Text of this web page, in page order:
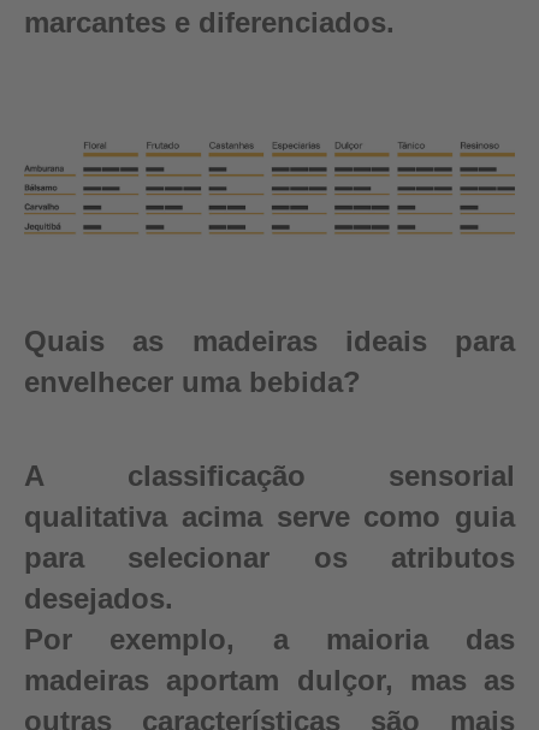
marcantes e diferenciados.
Quais as madeiras ideais para
envelhecer uma bebida?
A classificação sensorial
qualitativa acima serve como guia
para selecionar os atributos
desejados.
Por exemplo, a maioria das
madeiras aportam dulçor, mas as
outras características são mais